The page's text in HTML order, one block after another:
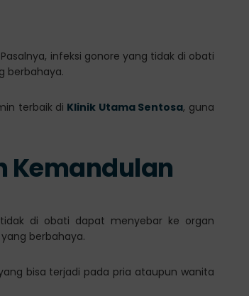
infeksi gonore yang tidak di obati
berbahaya.
terbaik di Klinik Utama Sentosa, guna
Kemandulan
di obati dapat menyebar ke organ
berbahaya.
bisa terjadi pada pria ataupun wanita